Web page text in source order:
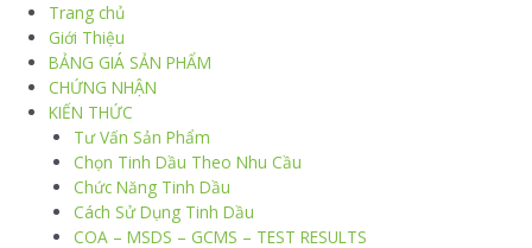
Trang chủ
Giới Thiệu
BẢNG GIÁ SẢN PHẨM
CHỨNG NHẬN
KIẾN THỨC
Tư Vấn Sản Phẩm
Chọn Tinh Dầu Theo Nhu Cầu
Chức Năng Tinh Dầu
Cách Sử Dụng Tinh Dầu
COA – MSDS – GCMS – TEST RESULTS